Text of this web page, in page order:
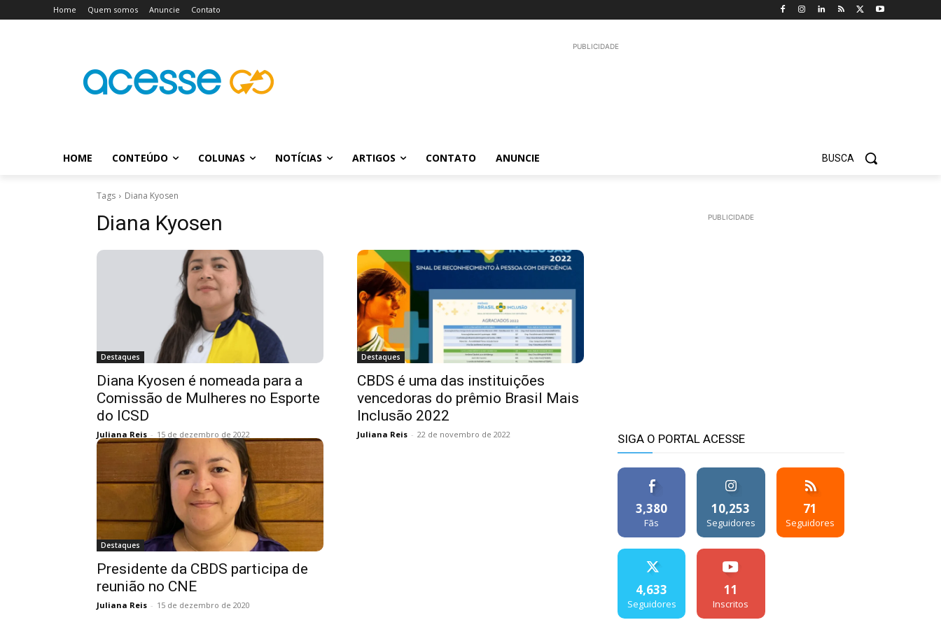
Home Quem somos Anuncie Contato
PUBLICIDADE
HOME CONTEÚDO COLUNAS NOTÍCIAS ARTIGOS CONTATO ANUNCIE BUSCA
Tags Diana Kyosen
Diana Kyosen
Destaques
Diana Kyosen é nomeada para a
Comissão de Mulheres no Esporte
do ICSD
Juliana Reis - 15 de dezembro de 2022
Destaques
CBDS é uma das instituições
vencedoras do prêmio Brasil Mais
Inclusão 2022
Juliana Reis - 22 de novembro de 2022
Destaques
Presidente da CBDS participa de
reunião no CNE
Juliana Reis - 15 de dezembro de 2020
PUBLICIDADE
SIGA O PORTAL ACESSE
3,380
Fãs
10,253
Seguidores
71
Seguidores
4,633
Seguidores
11
Inscritos